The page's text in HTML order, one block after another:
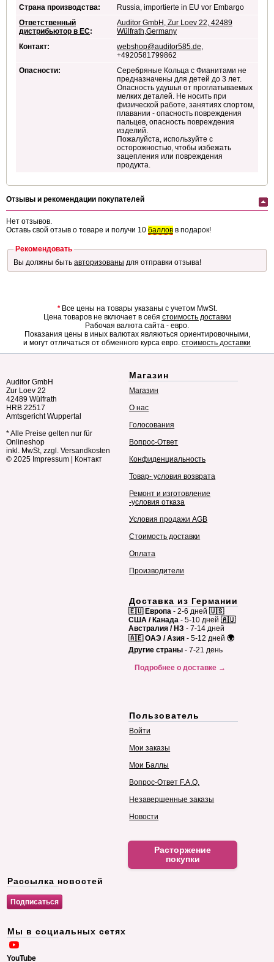
Страна производства:
Russia, importierte in EU vor Embargo
Ответственный
дистрибьютор в ЕС:
Auditor GmbH, Zur Loev 22, 42489
Wülfrath,Germany
Контакт:
webshop@auditor585.de,
+4920581799862
Опасности:
Серебряные Кольца с Фианитами не
предназначены для детей до 3 лет.
Опасность удушья от проглатываемых
мелких деталей. Не носить при
физической работе, занятиях спортом,
плавании - опасность повреждения
пальцев, опасность повреждения
изделий.
Пожалуйста, используйте с
осторожностью, чтобы избежать
зацепления или повреждения
продукта.
Отзывы и рекомендации покупателей
Нет отзывов.
Оставь свой отзыв о товаре и получи 10 баллов в подарок!
Рекомендовать
Вы должны быть авторизованы для отправки отзыва!
*Все цены на товары указаны с учетом MwSt.
Цена товаров не включает в себя стоимость доставки
Рабочая валюта сайта - евро.
Показания цены в иных валютах являються ориентировочными,
и могут отличаться от обменного курса евро. стоимость доставки
Auditor GmbH
Zur Loev 22
42489 Wülfrath
HRB 22517
Amtsgericht Wuppertal
* Alle Preise gelten nur für
Onlineshop
inkl. MwSt, zzgl. Versandkosten
© 2025 Impressum Контакт
Магазин
Магазин
О нас
Голосования
Вопрос-Ответ
Конфиденциальность
Товар- условия возврата
Ремонт и изготовление
-условия отказа
Условия продажи AGB
Стоимость доставки
Оплата
Производители
Доставка из Германии
🇪🇺 Европа - 2-6 дней 🇺🇸
США / Канада - 5-10 дней 🇦🇺
Австралия / НЗ - 7-14 дней
🇦🇪 ОАЭ / Азия - 5-12 дней 🌍
Другие страны - 7-21 день
Подробнее о доставке →
Пользователь
Войти
Мои заказы
Мои Баллы
Вопрос-Ответ F.A.Q.
Незавершенные заказы
Новости
Расторжение
покупки
Рассылка новостей
Мы в социальных сетях
YouTube